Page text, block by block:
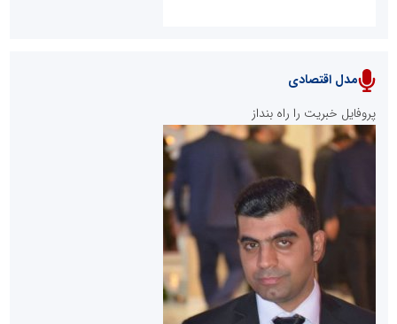
پایگاه خبری نهضت ملی مسکن
سازمان بورس و اوراق بهادار
مرجع اخبار موثق در بازارسرمایه
مدل اقتصادی
پروفایل خبریت را راه بنداز